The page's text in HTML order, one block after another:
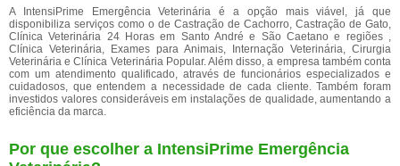
A IntensiPrime Emergência Veterinária é a opção mais viável, já que
disponibiliza serviços como o de Castração de Cachorro, Castração de Gato,
Clínica Veterinária 24 Horas em Santo André e São Caetano e regiões ,
Clínica Veterinária, Exames para Animais, Internação Veterinária, Cirurgia
Veterinária e Clínica Veterinária Popular. Além disso, a empresa também conta
com um atendimento qualificado, através de funcionários especializados e
cuidadosos, que entendem a necessidade de cada cliente. Também foram
investidos valores consideráveis em instalações de qualidade, aumentando a
eficiência da marca.
Por que escolher a IntensiPrime Emergência